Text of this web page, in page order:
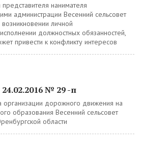
нанимателя
администрации Весенний сельсовет
личной
должностных обязанностей,
привести к конфликту интересов
№ 29 -п
дорожного движения на
образования Весенний сельсовет
области